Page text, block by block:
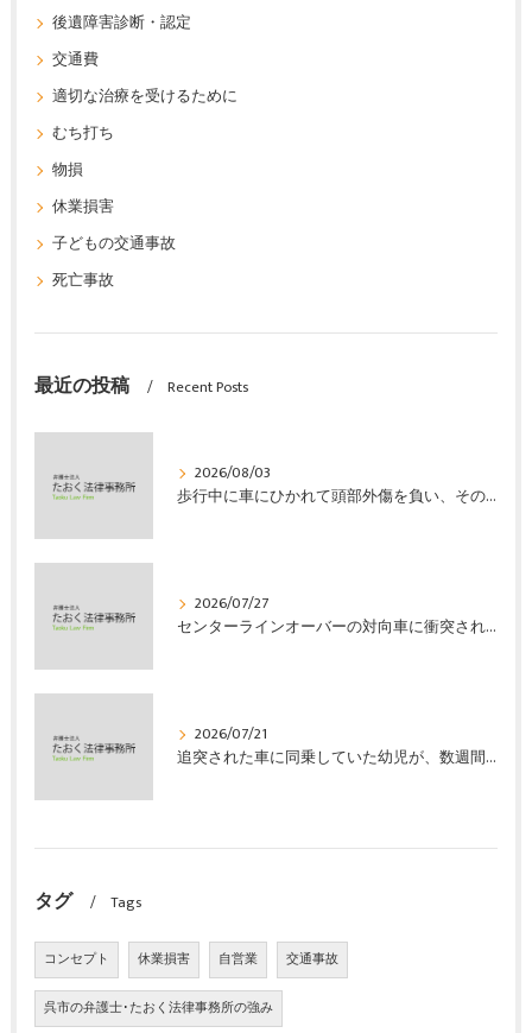
後遺障害診断・認定
交通費
適切な治療を受けるために
むち打ち
物損
休業損害
子どもの交通事故
死亡事故
最近の投稿 Recent Posts
2026/08/03
歩行中に車にひかれて頭部外傷を負い、その４か月後に亡くなり、死亡部分も含めて裁判所の基準で損害賠償金を獲得した事案｜たおく法律事務所
2026/07/27
センターラインオーバーの対向車に衝突され、むち打ちを発症し、裁判所の基準で慰謝料などの損害賠償金を獲得した事案｜たおく法律事務所
2026/07/21
追突された車に同乗していた幼児が、数週間の経過観察の後、裁判所の基準で人損の賠償金を獲得した事案｜たおく法律事務所
タグ Tags
コンセプト 休業損害 自営業 交通事故
呉市の弁護士･たおく法律事務所の強み